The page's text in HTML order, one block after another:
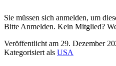
Sie müssen sich anmelden, um
Bitte Anmelden. Kein Mitglied?
Veröffentlicht am 29. Dezember
Kategorisiert als USA